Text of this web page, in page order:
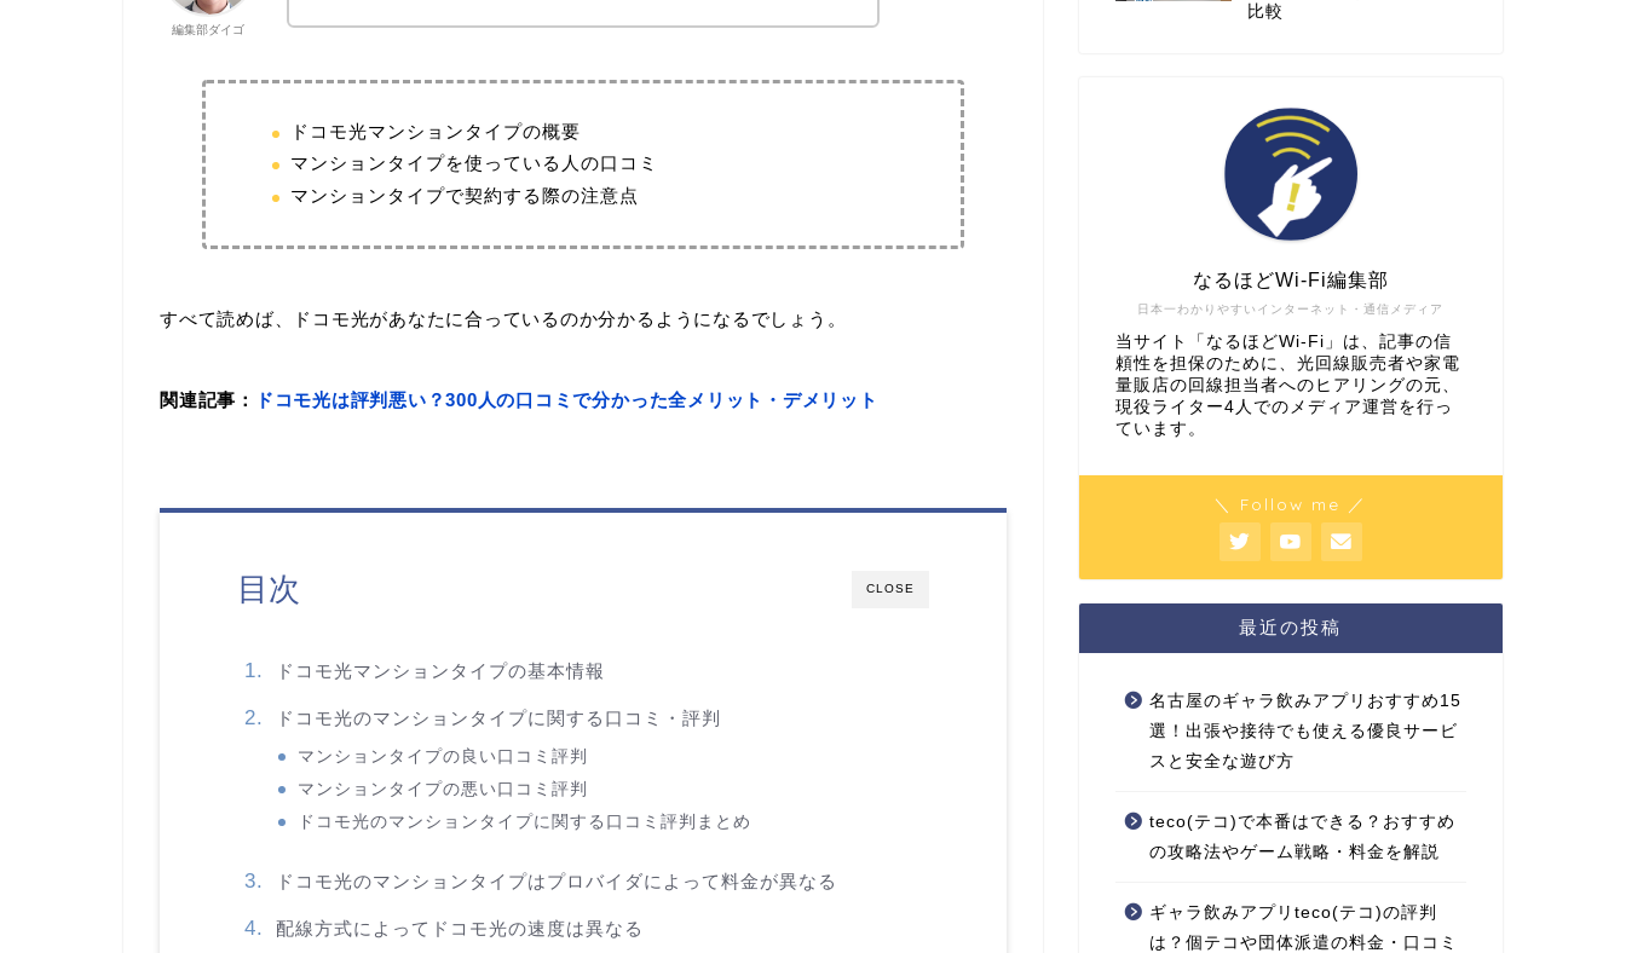
編集部ダイゴ
ドコモ光マンションタイプの概要
マンションタイプを使っている人の口コミ
マンションタイプで契約する際の注意点
すべて読めば、ドコモ光があなたに合っているのか分かるようになるでしょう。
関連記事： ドコモ光は評判悪い？300人の口コミで分かった全メリット・デメリット
CLOSE
目次
ドコモ光マンションタイプの基本情報
ドコモ光のマンションタイプに関する口コミ・評判
マンションタイプの良い口コミ評判
マンションタイプの悪い口コミ評判
ドコモ光のマンションタイプに関する口コミ評判まとめ
ドコモ光のマンションタイプはプロバイダによって料金が異なる
配線方式によってドコモ光の速度は異なる
比較
日本一わかりやすいインターネット・通信メディア
なるほどWi-Fi編集部
当サイト「なるほどWi-Fi」は、記事の信
頼性を担保のために、光回線販売者や家電
量販店の回線担当者へのヒアリングの元、
現役ライター4人でのメディア運営を行っ
ています。
＼ Follow me ／
最近の投稿
名古屋のギャラ飲みアプリおすすめ15
選！出張や接待でも使える優良サービ
スと安全な遊び方
teco(テコ)で本番はできる？おすすめ
の攻略法やゲーム戦略・料金を解説
ギャラ飲みアプリteco(テコ)の評判
は？個テコや団体派遣の料金・口コミ